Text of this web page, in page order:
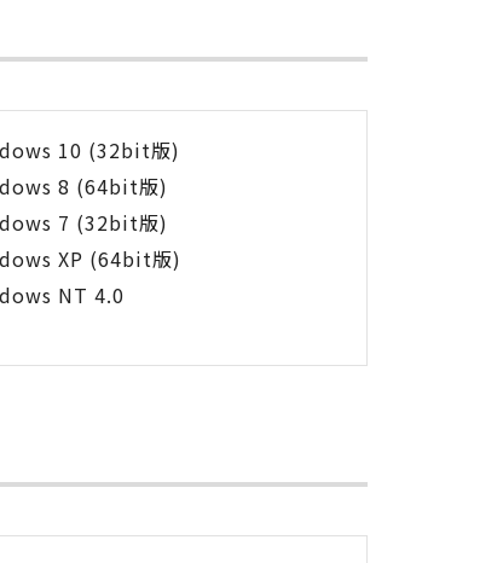
10 (32bit版)
8 (64bit版)
7 (32bit版)
XP (64bit版)
NT 4.0